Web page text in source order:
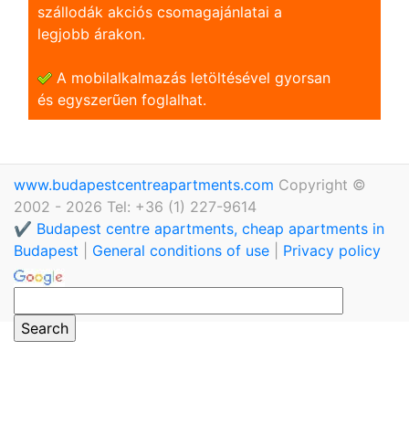
szállodák akciós csomagajánlatai a
legjobb árakon.
A mobilalkalmazás letöltésével gyorsan
és egyszerũen foglalhat.
www.budapestcentreapartments.com Copyright ©
2002 - 2026 Tel: +36 (1) 227-9614
✔️ Budapest centre apartments, cheap apartments in
Budapest
General conditions of use Privacy policy